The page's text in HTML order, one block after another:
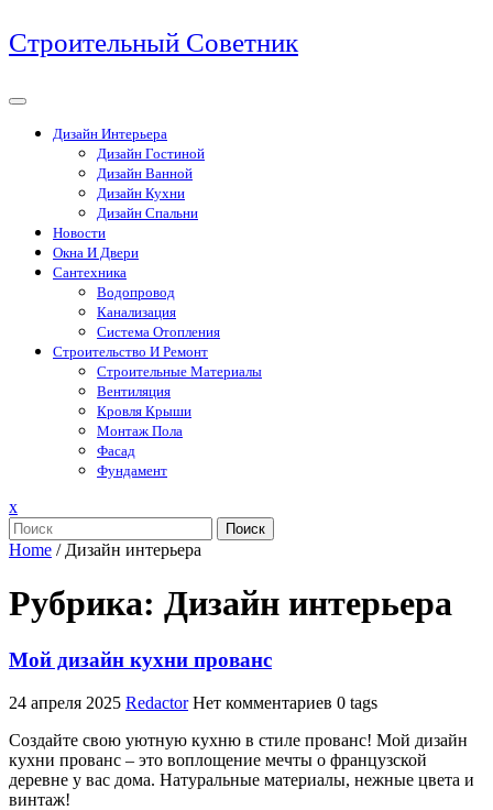
Перейти
к
Строительный Советник
Дизайн Интерьера
Дизайн Гостиной
Дизайн Ванной
Дизайн Кухни
Дизайн Спальни
Новости
Окна И Двери
Сантехника
Водопровод
Канализация
Система Отопления
Строительство И Ремонт
Строительные Материалы
Вентиляция
Кровля Крыши
Монтаж Пола
Фасад
Фундамент
xЗакрыть
меню
Поиск
Home / Дизайн интерьера
Рубрика: Дизайн интерьера
Мой дизайн кухни прованс
24 апреля 2025 Redactor Нет комментариев 0 tags
Создайте свою уютную кухню в стиле прованс! Мой дизайн
кухни прованс – это воплощение мечты о французской
деревне у вас дома. Натуральные материалы, нежные цвета и
винтаж!